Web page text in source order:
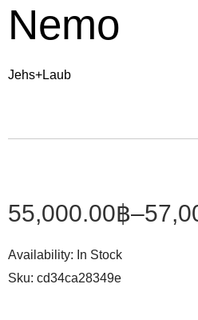
Nemo
Jehs+Laub
55,000.00฿–
Availability: In Stock
Sku: cd34ca28349e